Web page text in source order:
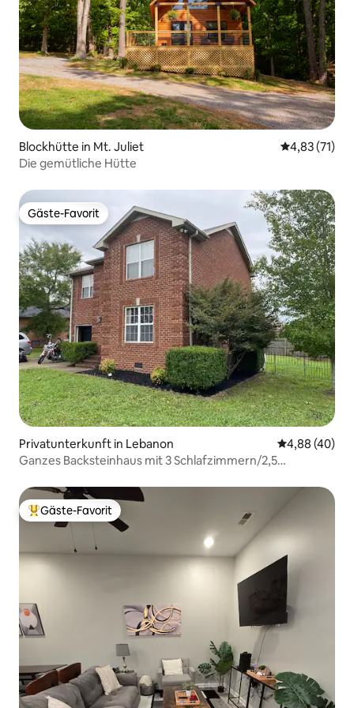
Blockhütte in Mt. Juliet
4,83 (71)
Die gemütliche Hütte
Gäste-Favorit
Gäste-Favorit
Privatunterkunft in Lebanon
4,88 (40)
Ganzes Backsteinhaus mit 3 Schlafzimmern/2,5
Beliebter Gäste-Favorit.
Gäste-Favorit